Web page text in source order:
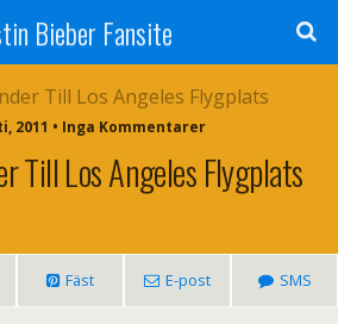
Bieber Fansite
2011 • Inga Kommentarer
Till Los Angeles Flygplats
Fäst E-post SMS